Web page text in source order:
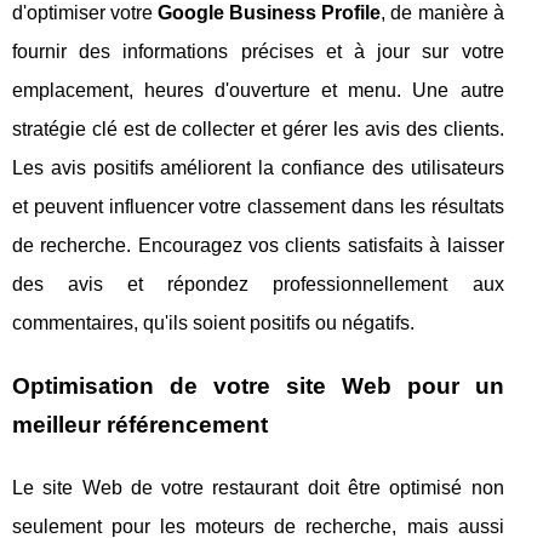
d'optimiser votreGoogle Business Profile, de manière à
fournir des informations précises et à jour sur votre
emplacement, heures d'ouverture et menu. Une autre
stratégie clé est de collecter et gérer les avis des clients.
Les avis positifs améliorent la confiance des utilisateurs
et peuvent influencer votre classement dans les résultats
de recherche. Encouragez vos clients satisfaits à laisser
des avis et répondez professionnellement aux
commentaires, qu'ils soient positifs ou négatifs.
Optimisation de votre site Web pour un
meilleur référencement
Le site Web de votre restaurant doit être optimisé non
seulement pour les moteurs de recherche, mais aussi